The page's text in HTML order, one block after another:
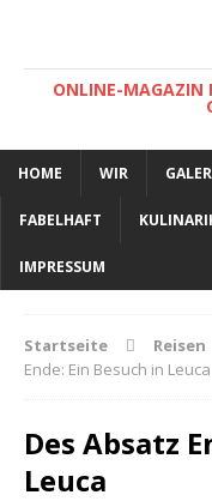
ONLINE-MAGAZIN
HOME WIR
FABELHAFT
IMPRESSUM
Startseite Reisen
Ende: Ein Besuch in Leuca
Des Absatz
Leuca